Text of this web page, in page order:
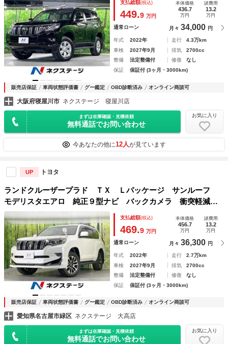
ート ドラレコ コーナーセンサー スマートキー ＬＥＤヘ
ッド ＥＴＣ２．０
支払総額(税込)
449.9 万円
本体価格
436.7
万円
諸費用
13.2
万円
通常ローン 月々 34,000 円
年式 2022年 走行
4.3万km
車検
2027年9月 排気
2700cc
整備
法定整備付 修復
なし
保証
保証付 (3ヶ月・3000km)
販売店保証 車両状態評価書 グー鑑定 OBD診断済み オンライン商談可
大阪府寝屋川市 ネクステージ 寝屋川店
まずは在庫確認・見積依頼
無料通話でお問い合わせ
お気に入り
今あなたの他に12人が見ています
UP トヨタ
ランドクルーザープラド ＴＸ Ｌパッケージ サンルーフ
モデリスタエアロ 純正９型ナビ バックカメラ 衝突軽減装
置 レーダークルーズ 禁煙車 レザーシート シートベンチ
レーション ドラレコ コーナーセンサー スマートキー Ｌ
ＥＤヘッド
支払総額(税込)
469.9 万円
本体価格
456.7
万円
諸費用
13.2
万円
通常ローン 月々 36,300 円
年式 2022年 走行
2.7万km
車検
2027年9月 排気
2700cc
整備
法定整備付 修復
なし
保証
保証付 (3ヶ月・3000km)
販売店保証 車両状態評価書 グー鑑定 OBD診断済み オンライン商談可
愛知県名古屋市緑区 ネクステージ 大高店
まずは在庫確認・見積依頼
無料通話でお問い合わせ
お気に入り